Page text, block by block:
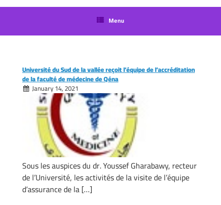
langue
Menu
Université du Sud de la vallée reçoit l’équipe de l’accréditation
de la faculté de médecine de Qéna
January 14, 2021
Sous les auspices du dr. Youssef Gharabawy, recteur
de l’Université, les activités de la visite de l’équipe
d’assurance de la […]